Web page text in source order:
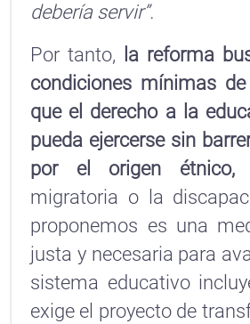
debería servir”.
Por tanto,
la reforma
condiciones mínimas
que el derecho a la
pueda ejercerse sin
por el origen étnico,
migratoria o la
proponemos es una
justa y necesaria para
sistema educativo
exige el proyecto de